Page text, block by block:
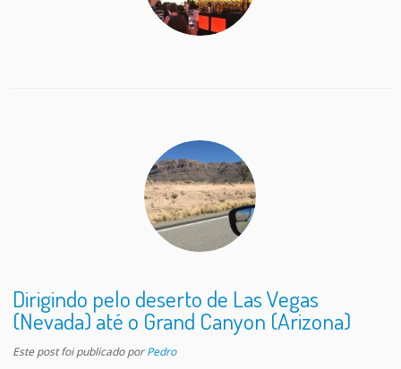
Dirigindo pelo deserto de Las Vegas
(Nevada) até o Grand Canyon (Arizona)
Este post foi publicadoporPedro